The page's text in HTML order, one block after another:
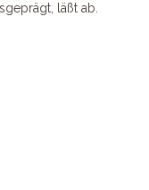
läßt ab.